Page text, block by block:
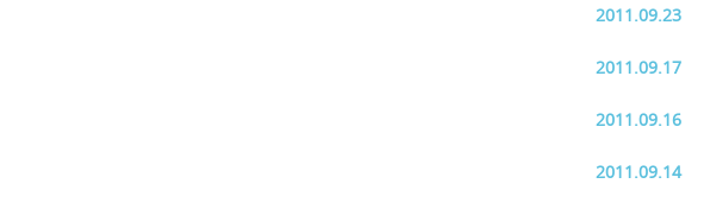
2011.09.23
2011.09.17
2011.09.16
2011.09.14